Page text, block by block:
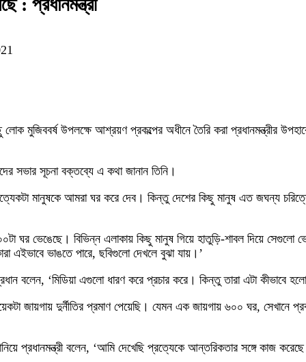
: প্রধানমন্ত্রী
মুজিববর্ষ উপলক্ষে আশ্রয়ণ প্রকল্পের অধীনে তৈরি করা প্রধানমন্ত্রীর
সভার সূচনা বক্তব্যে এ কথা জানান তিনি।
মানুষকে আমরা ঘর করে দেব। কিন্তু দেশের কিছু মানুষ এত জঘন্য
ঘর ভেঙেছে। বিভিন্ন এলাকায় কিছু মানুষ গিয়ে হাতুড়ি-শাবল দিয়ে সেগুলো
এইভাবে ভাঙতে পারে, ছবিগুলো দেখলে বুঝা যায়।’
বলেন, ‘মিডিয়া এগুলো ধারণ করে প্রচার করে। কিন্তু তারা এটা কীভাবে
জায়গায় দুর্নীতির প্রমাণ পেয়েছি। যেমন এক জায়গায় ৬০০ ঘর, সেখানে
প্রধানমন্ত্রী বলেন, ‘আমি দেখেছি প্রত্যেকে আন্তরিকতার সঙ্গে কাজ